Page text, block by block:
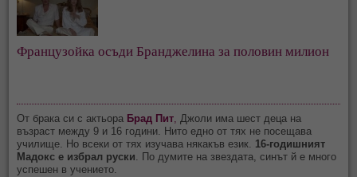
Французойка осъди Бранджелина за половин милион
От брака си с актьора Брад Пит, Джоли има шест деца на
възраст между 9 и 16 години. Нито едно от тях не посещава
училище. Но всеки от тях изучава някакъв език. 16-годишният
Мадокс е избрал руски. По думите на звездата, синът й е много
успешен в учението.